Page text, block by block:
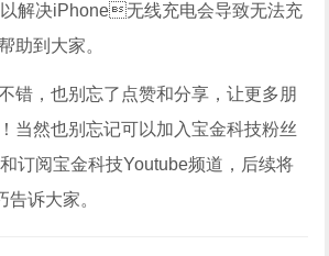
解决iPhone无线充电会导致无法充
助到大家。
错，也别忘了点赞和分享，让更多朋
当然也别忘记可以加入宝金科技粉丝
订阅宝金科技Youtube频道，后续将
诉大家。